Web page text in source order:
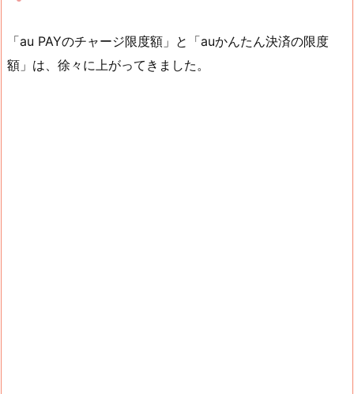
「au PAYのチャージ限度額」と「auかんたん決済の限度
額」は、徐々に上がってきました。